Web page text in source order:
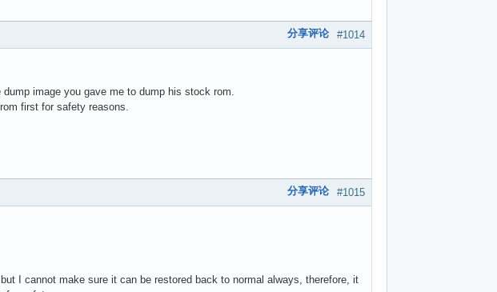
#1014
分享评论
image you gave me to dump his stock rom.
first for safety reasons.
#1015
分享评论
I cannot make sure it can be restored back to normal always, therefore, it